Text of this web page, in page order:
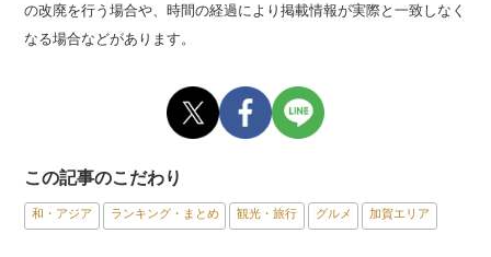
の改廃を行う場合や、時間の経過により掲載情報が実際と一致しなく
なる場合などがあります。
この記事のこだわり
和・アジア ランキング・まとめ 観光・旅行 グルメ 加賀エリア